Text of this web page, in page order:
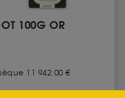
100G OR
11 942.00 €